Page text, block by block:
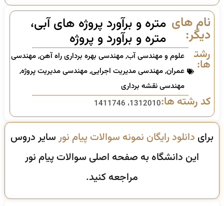
نام های
دیگر:
متره و برآورد پروژه‌ های آبی،
متره و برآورد و پروژه
رشته
ها:
علوم و مهندسی آب,مهندسی بهره برداری راه آهن,مهندسی
عمران,مهندسی مدیریت اجرایی,مهندسی مدیریت پروژه,
مهندسی نقشه برداری
کد رشته ها:1312010، 1411746
برای دانلود رایگان نمونه سوالات پیام نورسایر دروس
این دانشگاه به صفحه اصلی سوالات پیام نور
مراجعه کنید.